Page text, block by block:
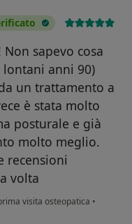
sapevo cosa
anni 90)
un trattamento a
è stata molto
posturale e già
molto meglio.
recensioni
volta
visita osteopatica •